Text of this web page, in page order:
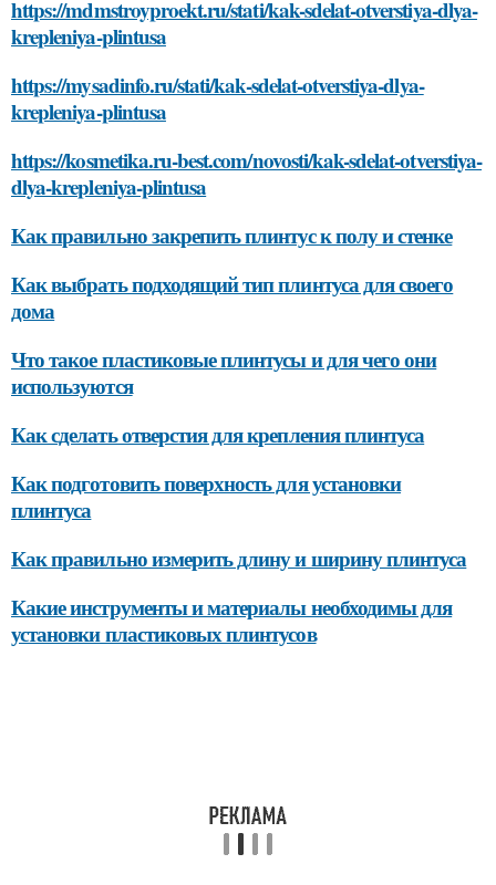
https://mdmstroyproekt.ru/stati/kak-sdelat-otverstiya-dlya-
krepleniya-plintusa
https://mysadinfo.ru/stati/kak-sdelat-otverstiya-dlya-
krepleniya-plintusa
https://kosmetika.ru-best.com/novosti/kak-sdelat-otverstiya-
dlya-krepleniya-plintusa
Как правильно закрепить плинтус к полу и стенке
Как выбрать подходящий тип плинтуса для своего
дома
Что такое пластиковые плинтусы и для чего они
используются
Как сделать отверстия для крепления плинтуса
Как подготовить поверхность для установки
плинтуса
Как правильно измерить длину и ширину плинтуса
Какие инструменты и материалы необходимы для
установки пластиковых плинтусов